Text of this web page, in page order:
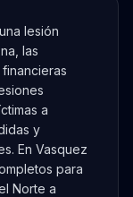
lesión
las
a
y
En Vasquez
para
Norte a